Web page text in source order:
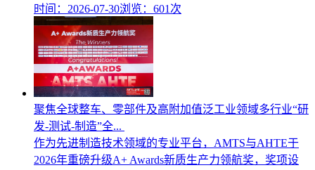
时间：2026-07-30浏览：601次
聚焦全球整车、零部件及高附加值泛工业领域多行业“研
发-测试-制造”全...
作为先进制造技术领域的专业平台，AMTS与AHTE于
2026年重磅升级A+ Awards新质生产力领航奖，奖项设